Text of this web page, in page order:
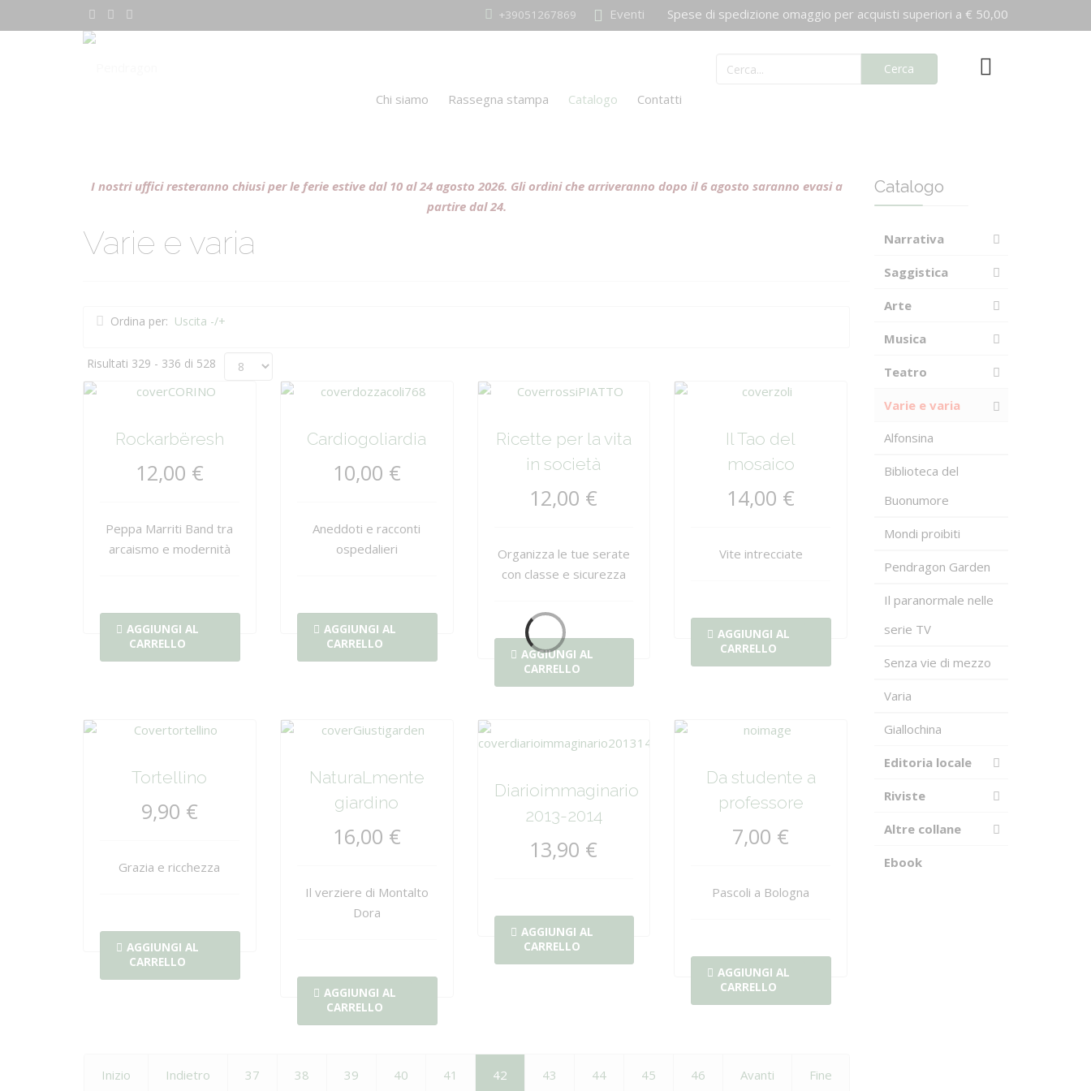
Eventi Spese di spedizione omaggio per acquisti superiori a € 50,00
+39051267869
Chi siamo Rassegna stampa Catalogo Contatti
Cerca
I nostri uffici resteranno chiusi per le ferie estive dal 10 al 24 agosto 2026. Gli ordini che arriveranno dopo il 6 agosto saranno evasi a
partire dal 24.
Varie e varia
Ordina per: Uscita -/+
Risultati 329 - 336 di 528
Rockarbëresh
12,00 €
Peppa Marriti Band tra
arcaismo e modernità
AGGIUNGI AL
CARRELLO
Cardiogoliardia
10,00 €
Aneddoti e racconti
ospedalieri
AGGIUNGI AL
CARRELLO
Ricette per la vita
in società
12,00 €
Organizza le tue serate
con classe e sicurezza
AGGIUNGI AL
CARRELLO
Il Tao del
mosaico
14,00 €
Vite intrecciate
AGGIUNGI AL
CARRELLO
Tortellino
9,90 €
Grazia e ricchezza
AGGIUNGI AL
CARRELLO
NaturaLmente
giardino
16,00 €
Il verziere di Montalto
Dora
AGGIUNGI AL
CARRELLO
Diarioimmaginario
2013-2014
13,90 €
AGGIUNGI AL
CARRELLO
Da studente a
professore
7,00 €
Pascoli a Bologna
AGGIUNGI AL
CARRELLO
Inizio Indietro 37 38 39 40 41 42 43 44 45 46 Avanti Fine
Catalogo
Narrativa
Saggistica
Arte
Musica
Teatro
Varie e varia
Alfonsina
Biblioteca del
Buonumore
Mondi proibiti
Pendragon Garden
Il paranormale nelle
serie TV
Senza vie di mezzo
Varia
Giallochina
Editoria locale
Riviste
Altre collane
Ebook